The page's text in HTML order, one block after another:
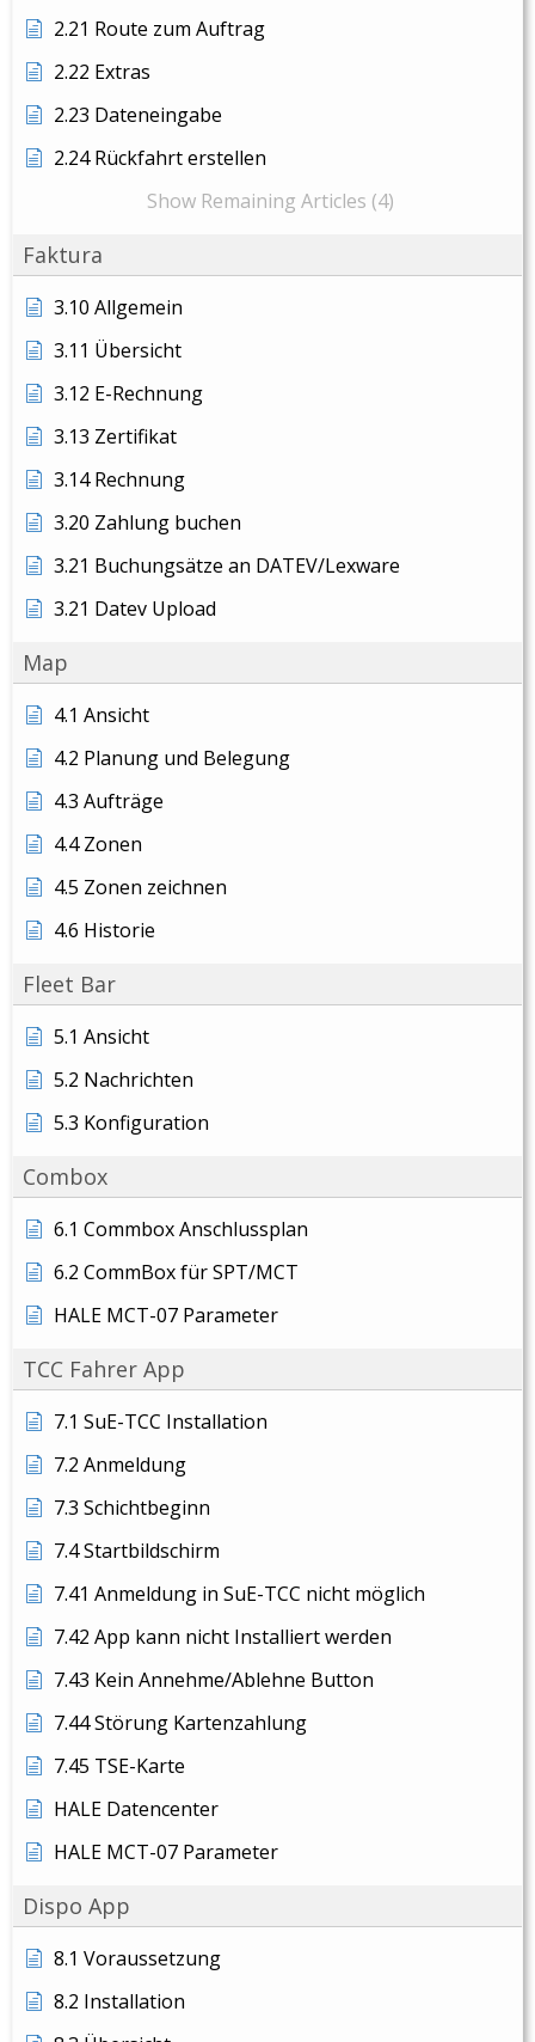
2.21 Route zum Auftrag
2.22 Extras
2.23 Dateneingabe
2.24 Rückfahrt erstellen
Show Remaining Articles (4)
Faktura
3.10 Allgemein
3.11 Übersicht
3.12 E-Rechnung
3.13 Zertifikat
3.14 Rechnung
3.20 Zahlung buchen
3.21 Buchungsätze an DATEV/Lexware
3.21 Datev Upload
Map
4.1 Ansicht
4.2 Planung und Belegung
4.3 Aufträge
4.4 Zonen
4.5 Zonen zeichnen
4.6 Historie
Fleet Bar
5.1 Ansicht
5.2 Nachrichten
5.3 Konfiguration
Combox
6.1 Commbox Anschlussplan
6.2 CommBox für SPT/MCT
HALE MCT-07 Parameter
TCC Fahrer App
7.1 SuE-TCC Installation
7.2 Anmeldung
7.3 Schichtbeginn
7.4 Startbildschirm
7.41 Anmeldung in SuE-TCC nicht möglich
7.42 App kann nicht Installiert werden
7.43 Kein Annehme/Ablehne Button
7.44 Störung Kartenzahlung
7.45 TSE-Karte
HALE Datencenter
HALE MCT-07 Parameter
Dispo App
8.1 Voraussetzung
8.2 Installation